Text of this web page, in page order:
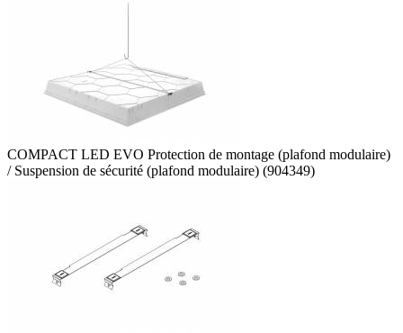
COMPACT LED EVO Protection de montage (plafond modulaire)
/ Suspension de sécurité (plafond modulaire) (904349)